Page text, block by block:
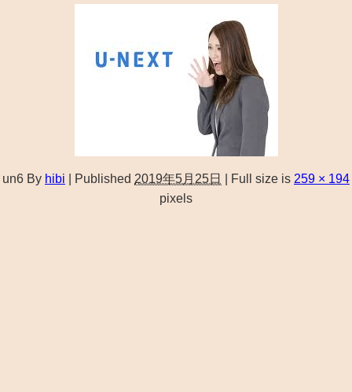
un6 By hibi Published 2019年5月25日 Full size is 259 × 194
pixels